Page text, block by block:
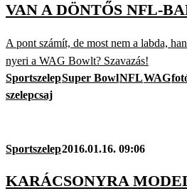
VAN A DÖNTŐS NFL-
A pont számít, de most nem a labda,
nyeri a WAG Bowlt? Szavazás!
SportszelepSuper BowlNFLWAG
szelepcsaj
Sportszelep2016.01.16. 09:06
KARÁCSONYRA